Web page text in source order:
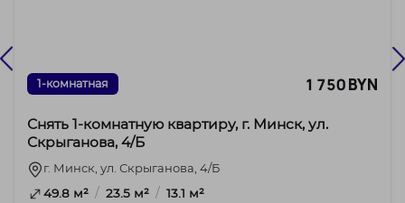
1-комнатная 1 750 BYN
Снять 1-комнатную квартиру, г. Минск, ул.
Скрыганова, 4/Б
г. Минск, ул. Скрыганова, 4/Б
49.8 м² / 23.5 м² / 13.1 м²